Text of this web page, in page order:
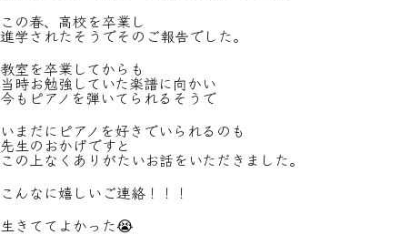
この春、高校を卒業し
進学されたそうでそのご報告でした。
教室を卒業してからも
当時お勉強していた楽譜に向かい
今もピアノを弾いてられるそうで
いまだにピアノを好きでいられるのも
先生のおかげですと
この上なくありがたいお話をいただきました。
こんなに嬉しいご連絡！！！
生きててよかった😭